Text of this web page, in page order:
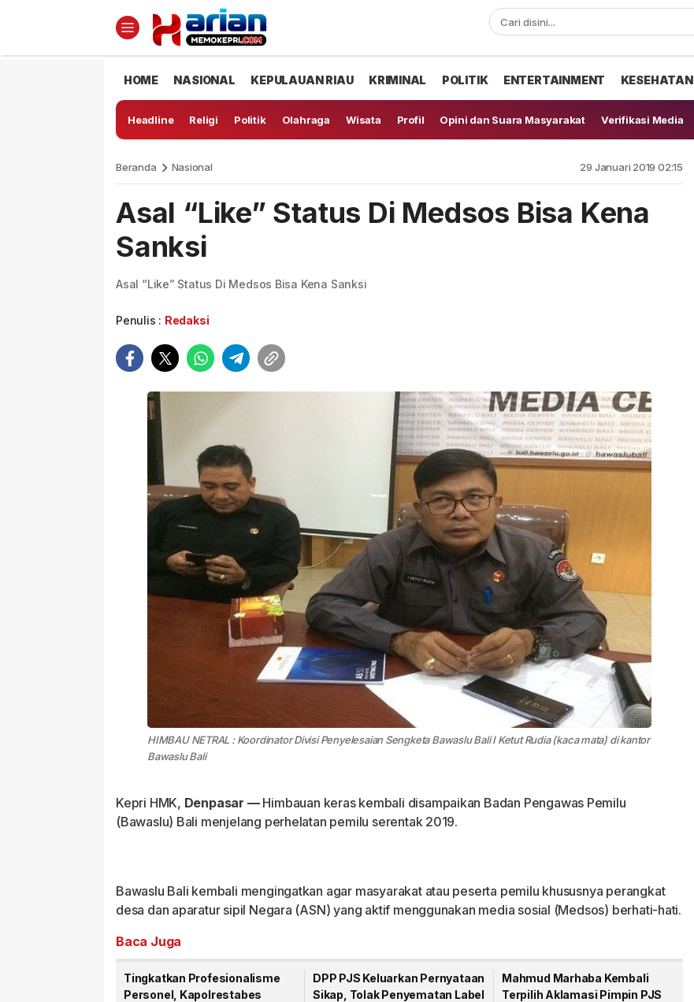
HOME NASIONAL KEPULAUAN RIAU KRIMINAL POLITIK ENTERTAINMENT KESEHATAN
Headline Religi Politik Olahraga Wisata Profil Opini dan Suara Masyarakat Verifikasi Media
Beranda Nasional 29 Januari 2019 02:15
Asal “Like” Status Di Medsos Bisa Kena
Sanksi
Asal “Like” Status Di Medsos Bisa Kena Sanksi
Penulis : Redaksi
HIMBAU NETRAL : Koordinator Divisi Penyelesaian Sengketa Bawaslu Bali I Ketut Rudia (kaca mata) di kantor
Bawaslu Bali
Kepri HMK, Denpasar —Himbauan keras kembali disampaikan Badan Pengawas Pemilu
(Bawaslu) Bali menjelang perhelatan pemilu serentak 2019.
Bawaslu Bali kembali mengingatkan agar masyarakat atau peserta pemilu khususnya perangkat
desa dan aparatur sipil Negara (ASN) yang aktif menggunakan media sosial (Medsos) berhati-hati.
Baca Juga
Tingkatkan Profesionalisme
Personel, Kapolrestabes
DPP PJS Keluarkan Pernyataan
Sikap, Tolak Penyematan Label
Mahmud Marhaba Kembali
Terpilih Aklamasi Pimpin PJS